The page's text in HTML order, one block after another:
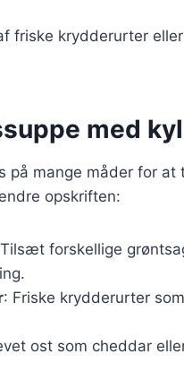
friske krydderurter
med
på mange måder for
opskriften:
forskellige
: Friske krydderurter
ost som cheddar